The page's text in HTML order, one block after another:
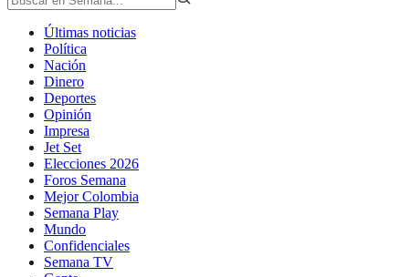
Últimas noticias
Política
Nación
Dinero
Deportes
Opinión
Impresa
Jet Set
Elecciones 2026
Foros Semana
Mejor Colombia
Semana Play
Mundo
Confidenciales
Semana TV